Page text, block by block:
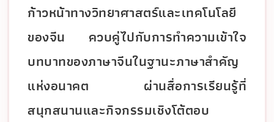
ก้าวหน้าทางวิทยาศาสตร์และเทคโนโลยี
ของจีน ควบคู่ไปกับการทำความเข้าใจ
บทบาทของภาษาจีนในฐานะภาษาสำคัญ
แห่งอนาคต ผ่านสื่อการเรียนรู้ที่
สนุกสนานและกิจกรรมเชิงโต้ตอบ